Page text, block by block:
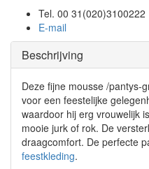
Tel. 00 31(020)3100222
E-mail
Beschrijving
Deze fijne mousse /pantys-
voor een feestelijke
waardoor hij erg vrouwelijk
mooie jurk of rok. De
draagcomfort. De perfecte
feestkleding.